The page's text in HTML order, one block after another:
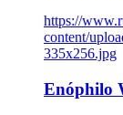
https://
content/
335x256.jpg
Enóphilo